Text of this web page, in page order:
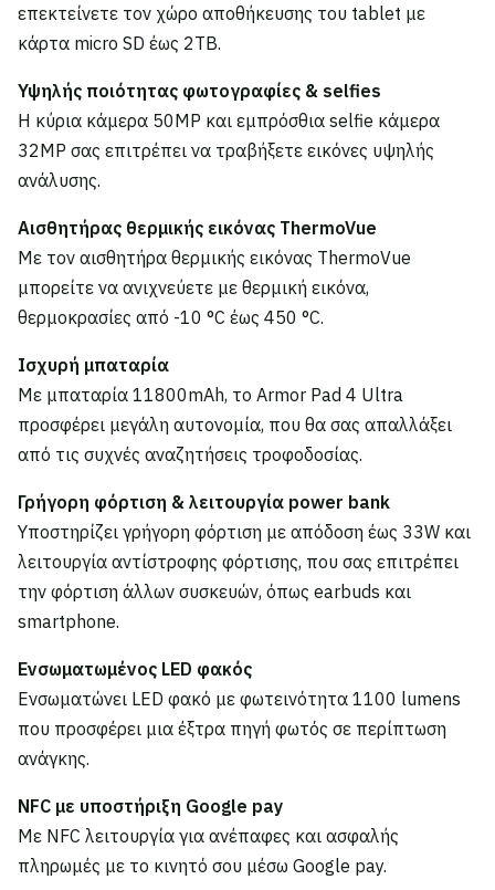
επεκτείνετε τον χώρο αποθήκευσης του tablet με
κάρτα micro SD έως 2TB.
Υψηλής ποιότητας φωτογραφίες & selfies
Η κύρια κάμερα 50MP και εμπρόσθια selfie κάμερα
32MP σας επιτρέπει να τραβήξετε εικόνες υψηλής
ανάλυσης.
Αισθητήρας θερμικής εικόνας ThermoVue
Με τον αισθητήρα θερμικής εικόνας ThermoVue
μπορείτε να ανιχνεύετε με θερμική εικόνα,
θερμοκρασίες από -10 °C έως 450 °C.
Ισχυρή μπαταρία
Με μπαταρία 11800mAh, το Armor Pad 4 Ultra
προσφέρει μεγάλη αυτονομία, που θα σας απαλλάξει
από τις συχνές αναζητήσεις τροφοδοσίας.
Γρήγορη φόρτιση & λειτουργία power bank
Υποστηρίζει γρήγορη φόρτιση με απόδοση έως 33W και
λειτουργία αντίστροφης φόρτισης, που σας επιτρέπει
την φόρτιση άλλων συσκευών, όπως earbuds και
smartphone.
Ενσωματωμένος LED φακός
Ενσωματώνει LED φακό με φωτεινότητα 1100 lumens
που προσφέρει μια έξτρα πηγή φωτός σε περίπτωση
ανάγκης.
NFC με υποστήριξη Google pay
Με NFC λειτουργία για ανέπαφες και ασφαλής
πληρωμές με το κινητό σου μέσω Google pay.